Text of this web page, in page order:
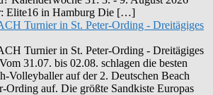
Elite16 in Hamburg Die […]
Turnier in St. Peter-Ording - Dreitägiges
Turnier in St. Peter-Ording - Dreitägiges
31.07. bis 02.08. schlagen die besten
Volleyballer auf der 2. Deutschen Beach
Ording auf. Die größte Sandkiste Europas